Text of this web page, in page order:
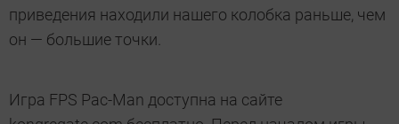
приведения находили нашего колобка раньше, чем
он — большие точки.
Игра FPS Pac-Man доступна на сайте